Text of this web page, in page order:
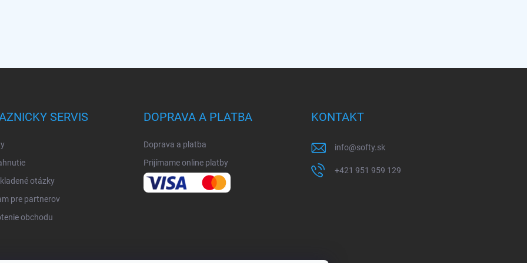
SERVIS
otázky
pre partnerov
obchodu
DOPRAVA A PLATBA
Doprava a platba
Prijímame online platby
KONTAKT
info@softy.sk
+421 951 959 129